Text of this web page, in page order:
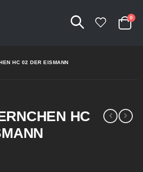
Cart
0
HC 02 DER EISMANN
HC